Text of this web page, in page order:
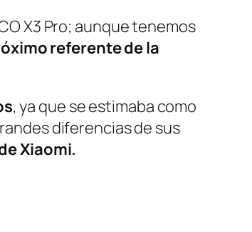
X3 Pro; aunque tenemos
referente de la
, ya que se estimaba como
diferencias de sus
Xiaomi.